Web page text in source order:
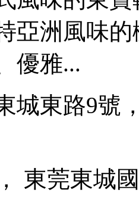
亞洲風味
優雅...
城東路9號
東莞東